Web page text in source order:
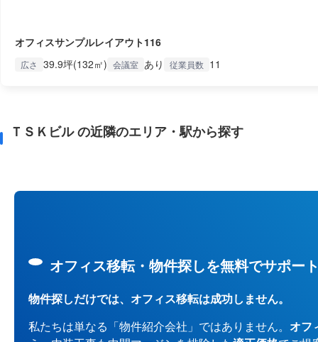
オフィスサンプルレイアウト116
広さ 39.9坪(132㎡) 会議室 あり 従業員数 11
ＴＳＫビル の近隣のエリア・駅から探す
オフィス移転・物件探しを無料でサポー
物件探しだけでは、オフィス移転は成功しません。
私たちは単なる「物件紹介会社」ではありません。 オフ